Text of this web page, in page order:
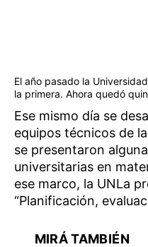
El año pasado la
la primera. Ahora quedó
Ese mismo día se
equipos técnicos de
se presentaron
universitarias en
ese marco, la UNLa
“Planificación,